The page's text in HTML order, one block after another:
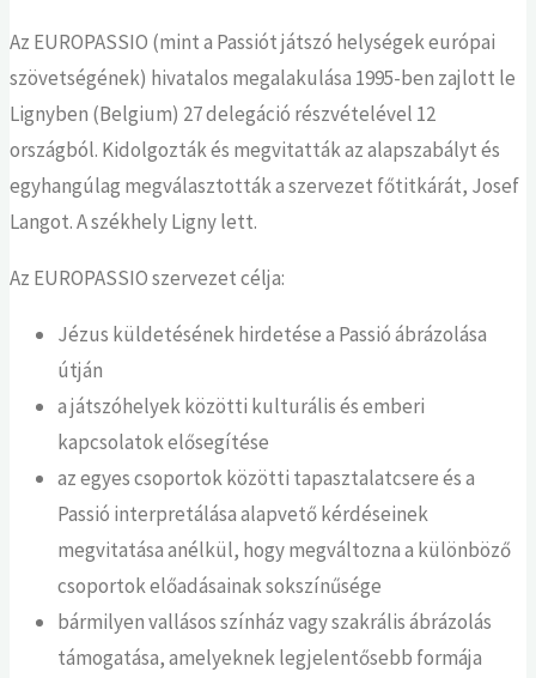
Az EUROPASSIO (mint a Passiót játszó helységek európai
szövetségének) hivatalos megalakulása 1995-ben zajlott le
Lignyben (Belgium) 27 delegáció részvételével 12
országból. Kidolgozták és megvitatták az alapszabályt és
egyhangúlag megválasztották a szervezet főtitkárát, Josef
Langot. A székhely Ligny lett.
Az EUROPASSIO szervezet célja:
Jézus küldetésének hirdetése a Passió ábrázolása
útján
a játszóhelyek közötti kulturális és emberi
kapcsolatok elősegítése
az egyes csoportok közötti tapasztalatcsere és a
Passió interpretálása alapvető kérdéseinek
megvitatása anélkül, hogy megváltozna a különböző
csoportok előadásainak sokszínűsége
bármilyen vallásos színház vagy szakrális ábrázolás
támogatása, amelyeknek legjelentősebb formája